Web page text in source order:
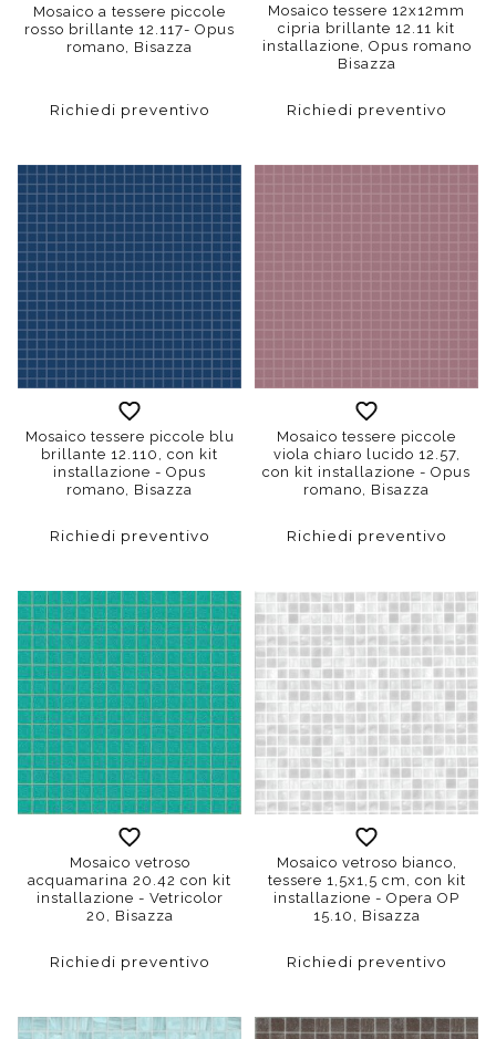
Mosaico a tessere piccole
rosso brillante 12.117- Opus
romano, Bisazza
Richiedi preventivo
Mosaico tessere 12x12mm
cipria brillante 12.11 kit
installazione, Opus romano
Bisazza
Richiedi preventivo
Mosaico tessere piccole blu
brillante 12.110, con kit
installazione - Opus
romano, Bisazza
Richiedi preventivo
Mosaico tessere piccole
viola chiaro lucido 12.57,
con kit installazione - Opus
romano, Bisazza
Richiedi preventivo
Mosaico vetroso
acquamarina 20.42 con kit
installazione - Vetricolor
20, Bisazza
Richiedi preventivo
Mosaico vetroso bianco,
tessere 1,5x1,5 cm, con kit
installazione - Opera OP
15.10, Bisazza
Richiedi preventivo